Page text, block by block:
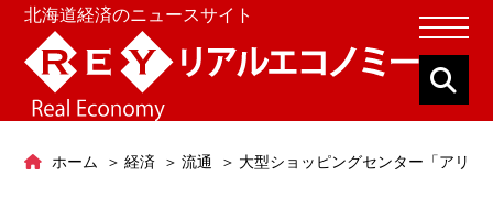
北海道経済のニュースサイト
ホーム 経済 流通 大型ショッピングセンター「アリ